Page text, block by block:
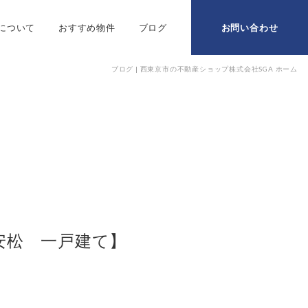
ついて おすすめ物件 ブログ お問い合わせ
ブログ | 西東京市の不動産ショップ株式会社SGA ホーム
松 一戸建て】